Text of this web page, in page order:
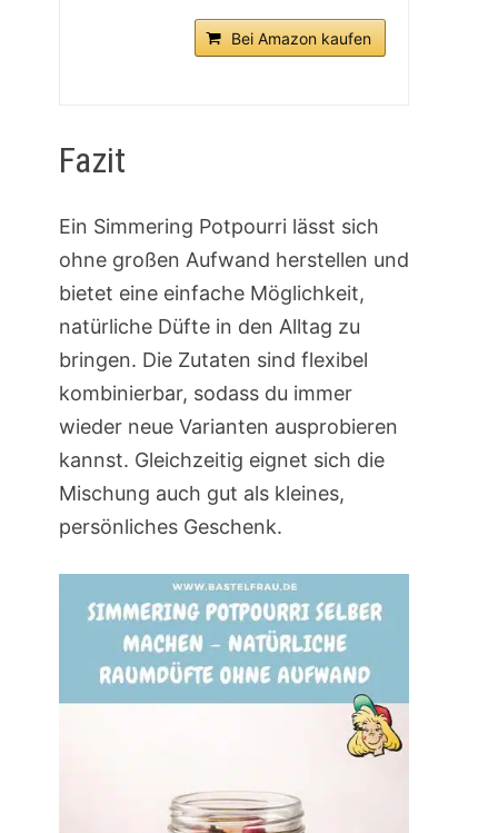
Bei Amazon kaufen
Fazit
Ein Simmering Potpourri lässt sich
ohne großen Aufwand herstellen und
bietet eine einfache Möglichkeit,
natürliche Düfte in den Alltag zu
bringen. Die Zutaten sind flexibel
kombinierbar, sodass du immer
wieder neue Varianten ausprobieren
kannst. Gleichzeitig eignet sich die
Mischung auch gut als kleines,
persönliches Geschenk.